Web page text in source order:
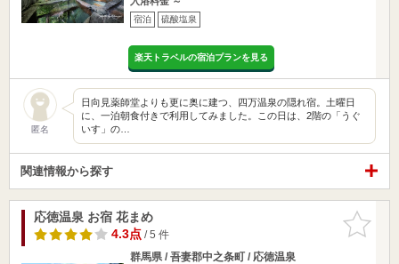
宿泊 硫酸塩泉
楽天トラベルの宿泊プランを見る
匿名
日向見薬師堂よりも更に奥に建つ、四万温泉の隠れ宿。土曜日
に、一泊朝食付きで利用してみました。この日は、2階の「うぐ
いす」の…
関連情報から探す
お気に入
りに追加
応徳温泉 お宿 花まめ
4.3点/ 5 件
群馬県 / 吾妻郡中之条町 / 応徳温泉